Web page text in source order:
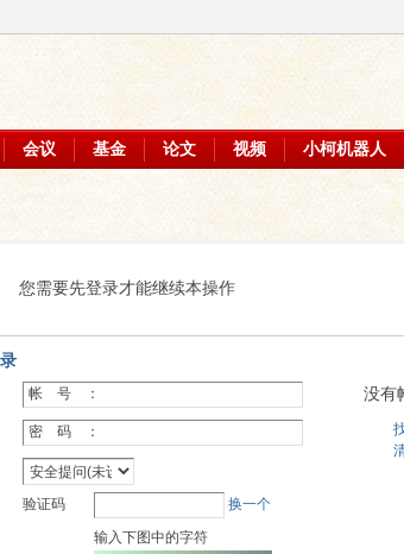
会议 基金 论文 视频 小柯机器人
您需要先登录才能继续本操作
帐 号 ：
密 码 ：
验证码
换一个
输入下图中的字符
没有